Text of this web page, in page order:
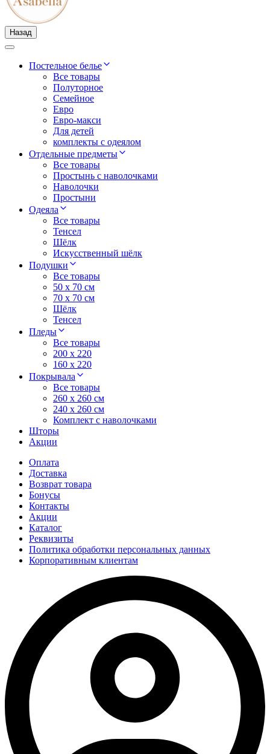
Назад
Постельное белье
Все товары
Полуторное
Семейное
Евро
Евро-макси
Для детей
комплекты с одеялом
Отдельные предметы
Все товары
Простынь с наволочками
Наволочки
Простыни
Одеяла
Все товары
Тенсел
Шёлк
Искусственный шёлк
Подушки
Все товары
50 x 70 см
70 x 70 см
Шёлк
Тенсел
Пледы
Все товары
200 х 220
160 х 220
Покрывала
Все товары
260 x 260 см
240 х 260 см
Комплект с наволочками
Шторы
Акции
Оплата
Доставка
Возврат товара
Бонусы
Контакты
Акции
Каталог
Реквизиты
Политика обработки персональных данных
Корпоративным клиентам